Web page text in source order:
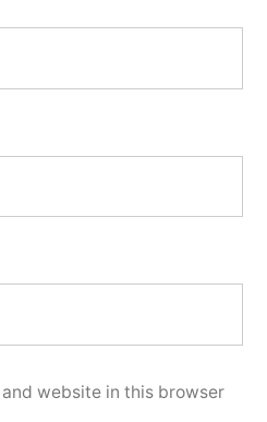
website in this browser